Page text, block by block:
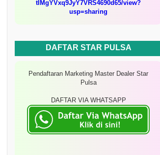
tIMgYVxq9JyY7VRS4690d65/view?
usp=sharing
DAFTAR STAR PULSA
Pendaftaran Marketing Master Dealer Star
Pulsa
DAFTAR VIA WHATSAPP